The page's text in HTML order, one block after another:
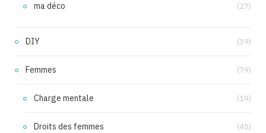
ma déco (27)
DIY (39)
Femmes (79)
Charge mentale (19)
Droits des femmes (45)